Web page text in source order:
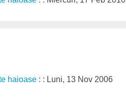
haioase : : Luni, 13 Nov 2006